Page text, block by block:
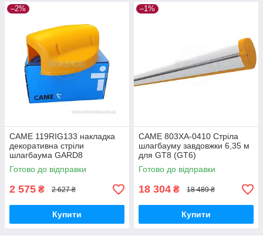
–2%
CAME 119RIG133 накладка
декоративна стріли
шлагбаума GARD8
запчастина для шлагбаума
Готово до відправки
2 575 ₴ 2 627 ₴
Купити
–1%
CAME 803XA-0410 Стріла
шлагбауму завдовжки 6,35 м
для GT8 (GT6)
Готово до відправки
18 304 ₴ 18 489 ₴
Купити